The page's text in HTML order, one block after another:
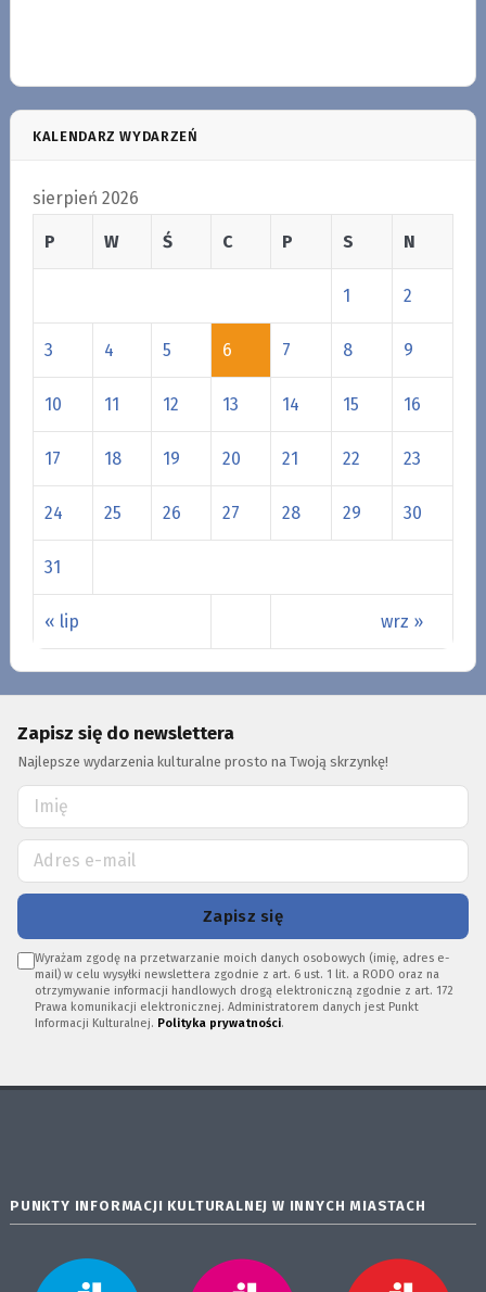
KALENDARZ WYDARZEŃ
sierpień 2026
P W Ś C P S N
« lip wrz »
1 2
3 4 5 6 7 8 9
10 11 12 13 14 15 16
17 18 19 20 21 22 23
24 25 26 27 28 29 30
31
Zapisz się do newslettera
Najlepsze wydarzenia kulturalne prosto na Twoją skrzynkę!
Zapisz się
Wyrażam zgodę na przetwarzanie moich danych osobowych (imię, adres e-
mail) w celu wysyłki newslettera zgodnie z art. 6 ust. 1 lit. a RODO oraz na
otrzymywanie informacji handlowych drogą elektroniczną zgodnie z art. 172
Prawa komunikacji elektronicznej. Administratorem danych jest Punkt
Informacji Kulturalnej. Polityka prywatności.
PUNKTY INFORMACJI KULTURALNEJ W INNYCH MIASTACH